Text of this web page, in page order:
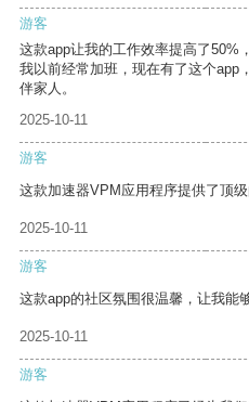
游客
这款app让我的工作效率提高了50%
我以前经常加班，现在有了这个app
伴家人。
2025-10-11
游客
这款加速器VPM应用程序提供了顶级
2025-10-11
游客
这款app的社区氛围很温馨，让我能
2025-10-11
游客